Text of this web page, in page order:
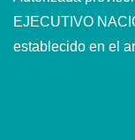
EJECUTIVO
establecido en el